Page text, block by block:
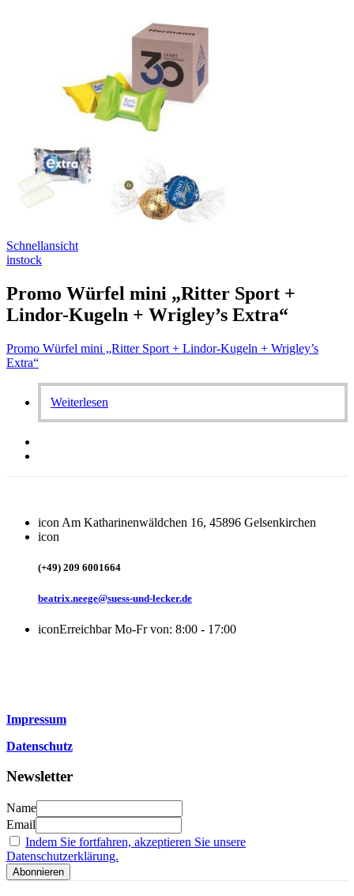
Schnellansicht
instock
Promo Würfel mini „Ritter Sport +
Lindor-Kugeln + Wrigley’s Extra“
Promo Würfel mini „Ritter Sport + Lindor-Kugeln + Wrigley’s
Extra“
Weiterlesen
icon Am Katharinenwäldchen 16, 45896 Gelsenkirchen
icon
(+49) 209 6001664
beatrix.neege@suess-und-lecker.de
iconErreichbar Mo-Fr von: 8:00 - 17:00
Impressum
Datenschutz
Newsletter
Name
Email
Indem Sie fortfahren, akzeptieren Sie unsere
Datenschutzerklärung.